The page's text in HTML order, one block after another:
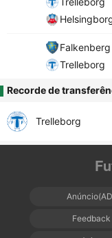
Falkenberg
Trelleborg
Recorde de
Trelleborg
Feedback